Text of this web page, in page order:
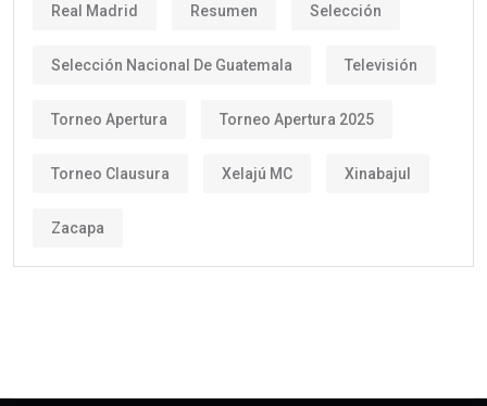
Real Madrid Resumen Selección
Selección Nacional De Guatemala Televisión
Torneo Apertura Torneo Apertura 2025
Torneo Clausura Xelajú MC Xinabajul
Zacapa